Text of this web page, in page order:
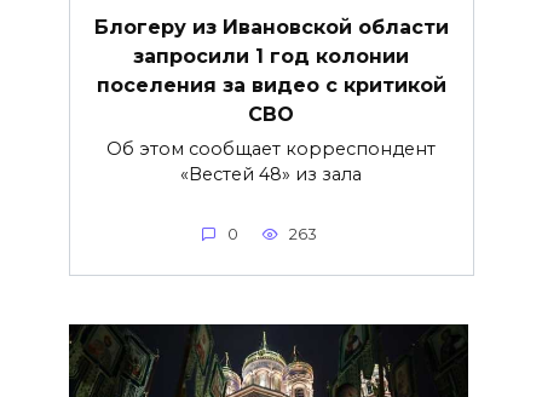
Блогеру из Ивановской области
запросили 1 год колонии
поселения за видео с критикой
СВО
Об этом сообщает корреспондент
«Вестей 48» из зала
0 263